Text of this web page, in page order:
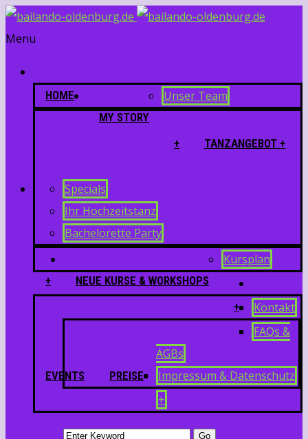
Menu
HOME
MY STORY
Unser Team
+ TANZANGEBOT +
Specials
Ihr Hochzeitstanz
Bachelorette Party
+ NEUE KURSE & WORKSHOPS
Kursplan
+
EVENTS PREISE
Kontakt
FAQs &
AGBs
Impressum & Datenschutz
+